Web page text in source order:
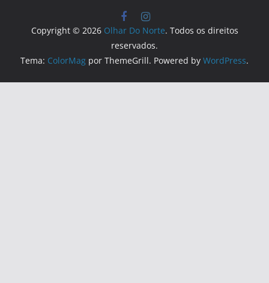
Copyright © 2026 Olhar Do Norte. Todos os direitos
reservados.
Tema: ColorMag por ThemeGrill. Powered by WordPress.